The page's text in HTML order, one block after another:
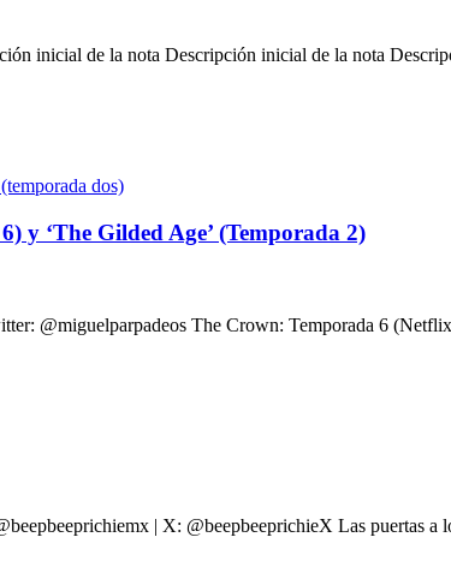
inicial de la nota Descripción inicial de la nota
y ‘The Gilded Age’ (Temporada 2)
@miguelparpadeos The Crown: Temporada 6
| X: @beepbeeprichieX Las puertas